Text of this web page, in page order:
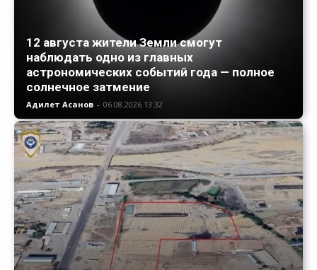
12 августа жители Земли смогут
наблюдать одно из главных
астрономических событий года — полное
солнечное затмение
Адилет Асанов - 06.08.2026 13:32